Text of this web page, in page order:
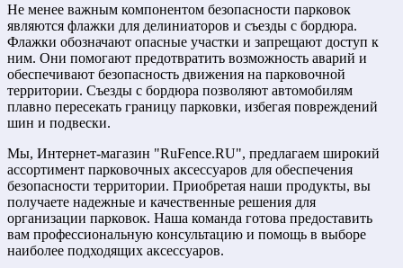
Не менее важным компонентом безопасности парковок
являются флажки для делиниаторов и съезды с бордюра.
Флажки обозначают опасные участки и запрещают доступ к
ним. Они помогают предотвратить возможность аварий и
обеспечивают безопасность движения на парковочной
территории. Съезды с бордюра позволяют автомобилям
плавно пересекать границу парковки, избегая повреждений
шин и подвески.
Мы, Интернет-магазин "RuFence.RU", предлагаем широкий
ассортимент парковочных аксессуаров для обеспечения
безопасности территории. Приобретая наши продукты, вы
получаете надежные и качественные решения для
организации парковок. Наша команда готова предоставить
вам профессиональную консультацию и помощь в выборе
наиболее подходящих аксессуаров.